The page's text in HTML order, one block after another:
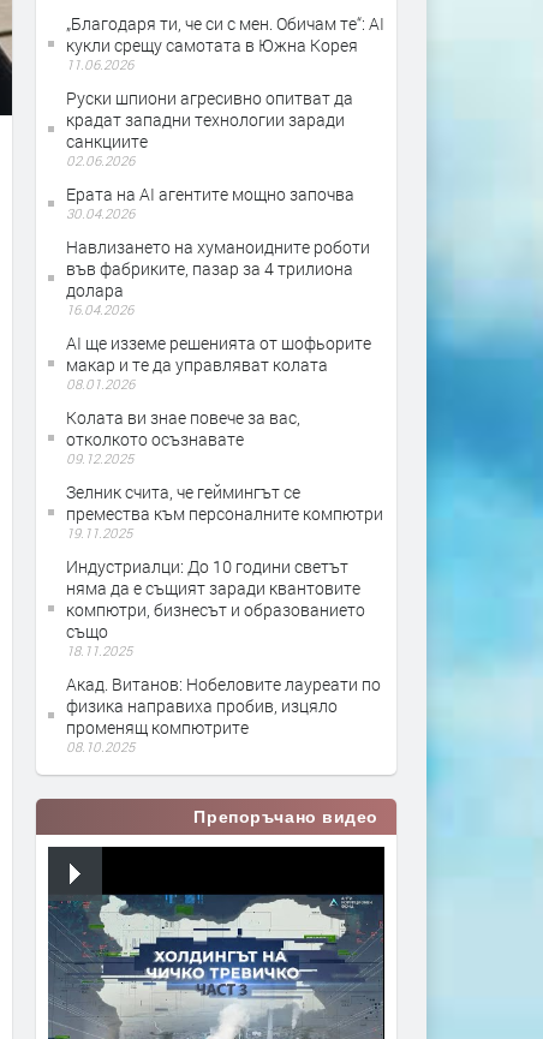
„Благодаря ти, че си с мен. Обичам те“: AI
кукли срещу самотата в Южна Корея
11.06.2026
Руски шпиони агресивно опитват да
крадат западни технологии заради
санкциите
02.06.2026
Ерата на АI агентите мощно започва
30.04.2026
Навлизането на хуманоидните роботи
във фабриките, пазар за 4 трилиона
долара
16.04.2026
AI ще изземе решенията от шофьорите
макар и те да управляват колата
08.01.2026
Колата ви знае повече за вас,
отколкото осъзнавате
09.12.2025
Зелник счита, че геймингът се
премества към персоналните компютри
19.11.2025
Индустриалци: До 10 години светът
няма да е същият заради квантовите
компютри, бизнесът и образованието
също
18.11.2025
Акад. Витанов: Нобеловите лауреати по
физика направиха пробив, изцяло
променящ компютрите
08.10.2025
Препоръчано видео